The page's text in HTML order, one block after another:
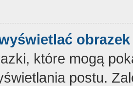
które mogą
postu.